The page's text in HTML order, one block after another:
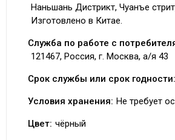
Наньшань Дистрикт, Чуанъе
Изготовлено в Китае.
Служба по работе с
121467, Россия, г. Москва, а/я 43
Срок службы или срок годности:
Условия хранения: Не требует
Цвет: чёрный